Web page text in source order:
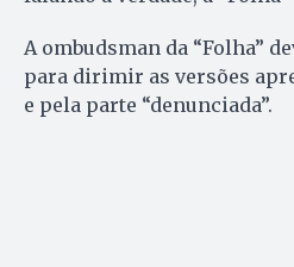
A ombudsman da “Folha”
para dirimir as versões
e pela parte “denunciada”.